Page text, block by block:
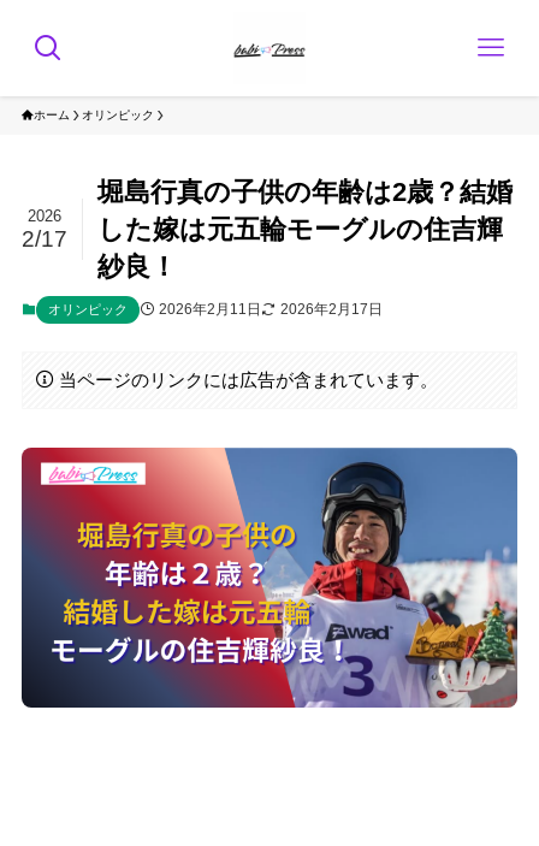
ホーム オリンピック
堀島行真の子供の年齢は2歳？結婚
した嫁は元五輪モーグルの住吉輝
紗良！
2026
2/17
オリンピック 2026年2月11日 2026年2月17日
当ページのリンクには広告が含まれています。